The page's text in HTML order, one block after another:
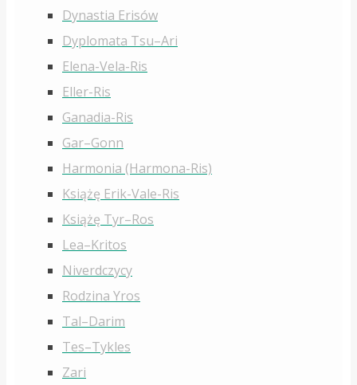
Dynastia Erisów
Dyplomata Tsu–Ari
Elena-Vela-Ris
Eller-Ris
Ganadia-Ris
Gar–Gonn
Harmonia (Harmona-Ris)
Książę Erik-Vale-Ris
Książę Tyr–Ros
Lea–Kritos
Niverdczycy
Rodzina Yros
Tal–Darim
Tes–Tykles
Zari